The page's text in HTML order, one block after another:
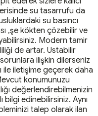
su tasarrufu da
su basıncı
,şe kökten çözebilir ve
Modern tamir
de artar. Ustabilir
ilişkin dilerseniz
iletişime geçerek daha
konumunuzu
değerlendirebilmenizin
bilgi edinebilirsiniz. Aynı
talep olarak ilan